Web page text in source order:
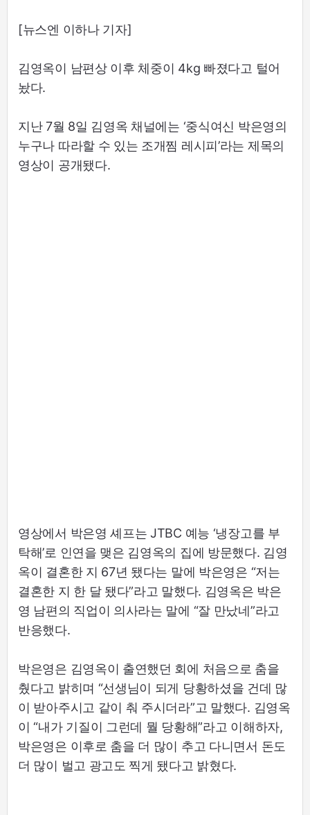
[뉴스엔 이하나 기자]
김영옥이 남편상 이후 체중이 4kg 빠졌다고 털어
놨다.
지난 7월 8일 김영옥 채널에는 ‘중식여신 박은영의
누구나 따라할 수 있는 조개찜 레시피’라는 제목의
영상이 공개됐다.
영상에서 박은영 셰프는 JTBC 예능 ‘냉장고를 부
탁해’로 인연을 맺은 김영옥의 집에 방문했다. 김영
옥이 결혼한 지 67년 됐다는 말에 박은영은 “저는
결혼한 지 한 달 됐다”라고 말했다. 김영옥은 박은
영 남편의 직업이 의사라는 말에 “잘 만났네”라고
반응했다.
박은영은 김영옥이 출연했던 회에 처음으로 춤을
췄다고 밝히며 “선생님이 되게 당황하셨을 건데 많
이 받아주시고 같이 춰 주시더라”고 말했다. 김영옥
이 “내가 기질이 그런데 뭘 당황해”라고 이해하자,
박은영은 이후로 춤을 더 많이 추고 다니면서 돈도
더 많이 벌고 광고도 찍게 됐다고 밝혔다.